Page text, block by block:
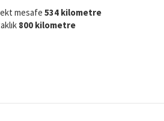
mesafe 534 kilometre
800 kilometre